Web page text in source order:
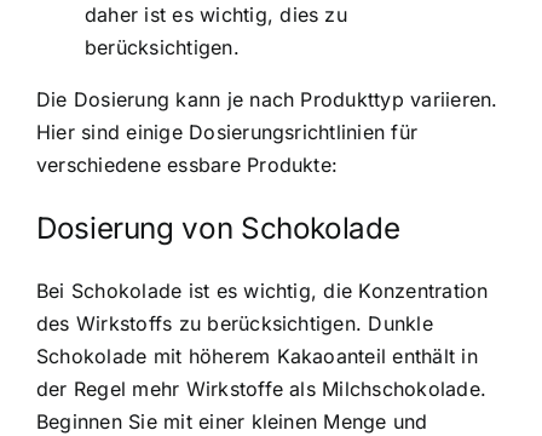
daher ist es wichtig, dies zu
berücksichtigen.
Die Dosierung kann je nach Produkttyp variieren.
Hier sind einige Dosierungsrichtlinien für
verschiedene essbare Produkte:
Dosierung von Schokolade
Bei Schokolade ist es wichtig, die Konzentration
des Wirkstoffs zu berücksichtigen. Dunkle
Schokolade mit höherem Kakaoanteil enthält in
der Regel mehr Wirkstoffe als Milchschokolade.
Beginnen Sie mit einer kleinen Menge und